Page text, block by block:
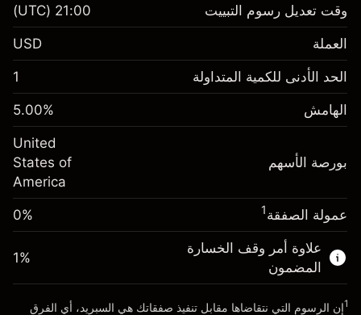
$1,000.00
رسوم التبييت
الرسوم من قيمة الصفقة الكاملة
%
(-$4.31)
حجم الصفقة بالرافعة المالية ~$20,000.00
الأموال من الرافعة المالية ~ دولار
انتقل إلى المنصة
الهامش. استثمارك $1,000.00
رسوم التبييت
الرسوم من قيمة الصفقة الكاملة
-0.000654
%
(-$0.13)
حجم الصفقة بالرافعة المالية ~
الأموال من الرافعة المالية ~ دولار
انتقل إلى المنصة
وقت تعديل رسوم التبييت 21:00
(UTC)
العملة USD
الحد الأدنى للكمية المتداولة 1
الهامش 5.00%
بورصة الأسهم
United
States of
America
عمولة الصفقة1
0%
علاوة أمر وقف الخسارة
المضمون
1%
1إن الرسوم التي نتقاضاها مقابل تنفيذ صفقاتك هي السبريد، أي الفرق